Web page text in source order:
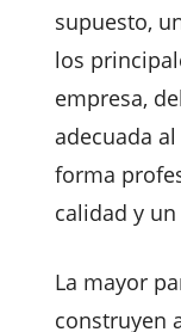
supuesto,
los
empresa,
adecuada
forma
calidad y
La mayor
construyen